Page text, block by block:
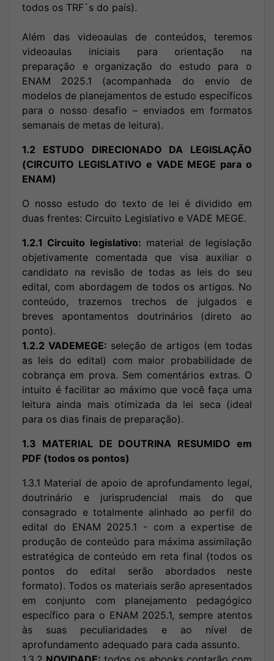
todos os TRF`s do país).
Além das videoaulas de conteúdos, teremos
videoaulas iniciais para orientação na
preparação e organização do estudo para o
ENAM 2025.1 (acompanhada do envio de
modelos de planejamentos de estudo específicos
para o nosso desafio – enviados em formatos
semanais de metas de leitura).
1.2 ESTUDO DIRECIONADO DA LEGISLAÇÃO
(CIRCUITO LEGISLATIVO e VADE MEGE para o
ENAM)
O nosso estudo do texto de lei é dividido em
duas frentes: Circuito Legislativo e VADE MEGE.
1.2.1 Circuito legislativo: material de legislação
objetivamente comentada que visa auxiliar o
candidato na revisão de todas as leis do seu
edital, com abordagem de todos os artigos. No
conteúdo, trazemos trechos de julgados e
breves apontamentos doutrinários (direto ao
ponto).
1.2.2 VADEMEGE: seleção de artigos (em todas
as leis do edital) com maior probabilidade de
cobrança em prova. Sem comentários extras. O
intuito é facilitar ao máximo que você faça uma
leitura ainda mais otimizada da lei seca (ideal
para os dias finais de preparação).
1.3 MATERIAL DE DOUTRINA RESUMIDO em
PDF (todos os pontos)
1.3.1 Material de apoio de aprofundamento legal,
doutrinário e jurisprudencial mais do que
consagrado e totalmente alinhado ao perfil do
edital do ENAM 2025.1 - com a expertise de
produção de conteúdo para máxima assimilação
estratégica de conteúdo em reta final (todos os
pontos do edital serão abordados neste
formato). Todos os materiais serão apresentados
em conjunto com planejamento pedagógico
específico para o ENAM 2025.1, sempre atentos
às suas peculiaridades e ao nível de
aprofundamento adequado para cada assunto.